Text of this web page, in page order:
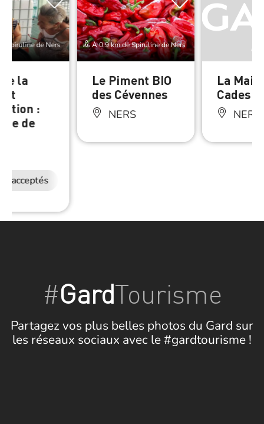
Spiruline de Ners
la
et
:
de
acceptés
À 0.9 km de Spiruline de Ners
Le Piment BIO
des Cévennes
NERS
La
Cades
NERS
#GardTourisme
Partagez vos plus belles photos du Gard sur
les réseaux sociaux avec le #gardtourisme !